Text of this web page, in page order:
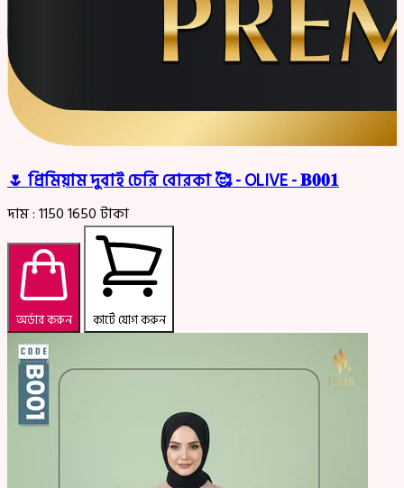
🌷 প্রিমিয়াম দুবাই চেরি বোরকা 🥰 - OLIVE - 𝐁𝟎𝟎𝟏
দাম :11501650টাকা
অর্ডার করুন কার্টে যোগ করুন